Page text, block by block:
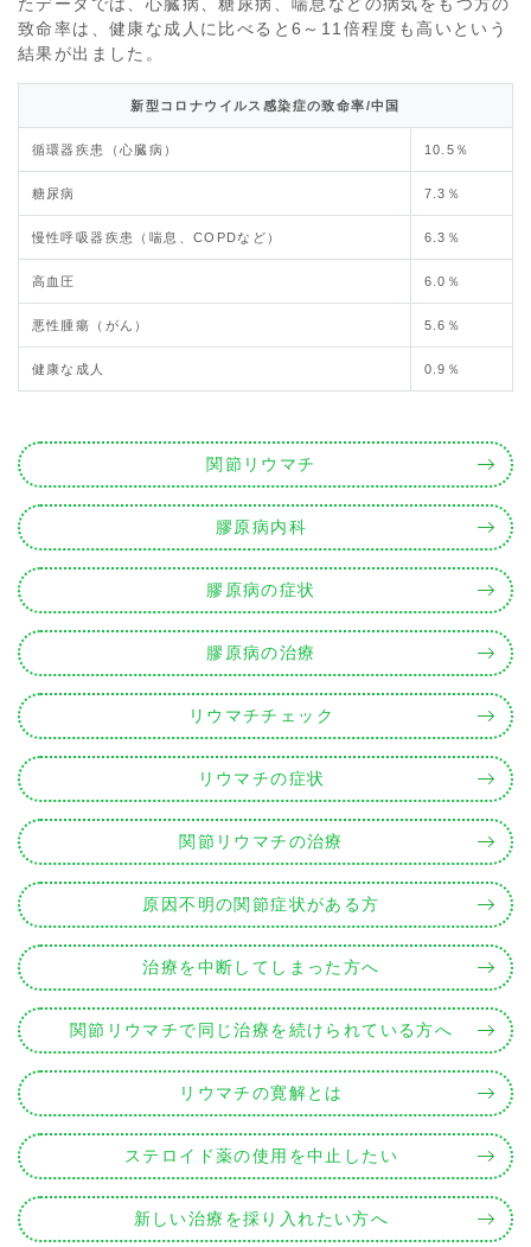
致命率は、健康な成人に比べると6～11倍程度も高いという
結果が出ました。
新型コロナウイルス感染症の致命率/中国
循環器疾患（心臓病） 10.5％
糖尿病 7.3％
慢性呼吸器疾患（喘息、COPDなど） 6.3％
高血圧 6.0％
悪性腫瘍（がん） 5.6％
健康な成人 0.9％
関節リウマチ
膠原病内科
膠原病の症状
膠原病の治療
リウマチチェック
リウマチの症状
関節リウマチの治療
原因不明の関節症状がある方
治療を中断してしまった方へ
関節リウマチで同じ治療を続けられている方へ
リウマチの寛解とは
ステロイド薬の使用を中止したい
新しい治療を採り入れたい方へ